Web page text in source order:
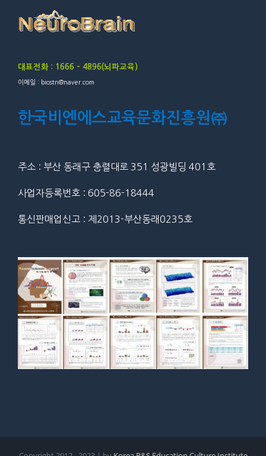
대표전화 : 1666 – 4896(뇌파교육)
이메일 : biostn@naver.com
한국비엔에스교육문화진흥원㈜
주소 : 부산 동래구 충렬대로 351 성광빌딩 401호
사업자등록번호 : 605-86-18444
통신판매업신고 : 제2013-부산동래0235호